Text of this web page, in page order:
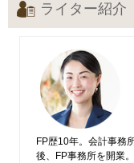
ライター紹介
FP歴10年。会計事務
後、FP事務所を開業。